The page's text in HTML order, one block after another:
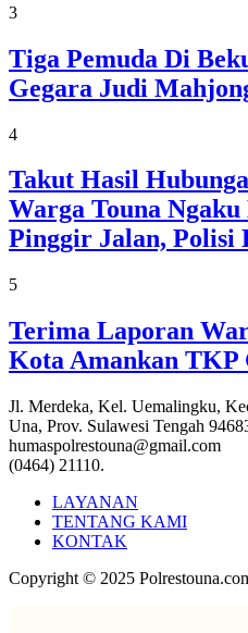
3
Tiga Pemuda Di
Gegara Judi
4
Takut Hasil
Warga Touna
Pinggir Jalan, Polisi
5
Terima Laporan
Kota Amankan
Jl. Merdeka, Kel. Uemalingku,
Una, Prov. Sulawesi Tengah
humaspolrestouna@gmail.com
(0464) 21110.
LAYANAN
TENTANG KAMI
KONTAK
Copyright © 2025